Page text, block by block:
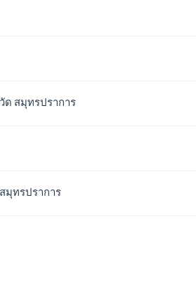
ด สมุทรปราการ
มุทรปราการ